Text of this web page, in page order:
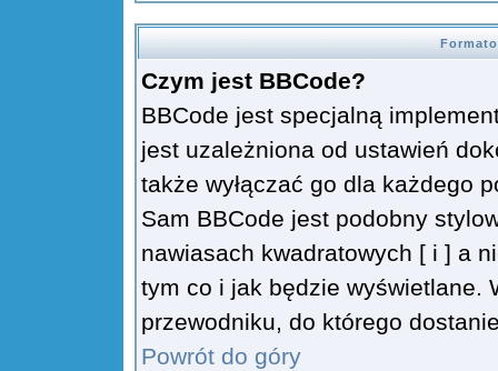
Czym jest BBCode?
BBCode jest specjalną
jest uzależniona od ustawień
także wyłączać go dla każdego
Sam BBCode jest podobny
nawiasach kwadratowych [ i ] a
tym co i jak będzie wyświetlane.
przewodniku, do którego
Powrót do góry